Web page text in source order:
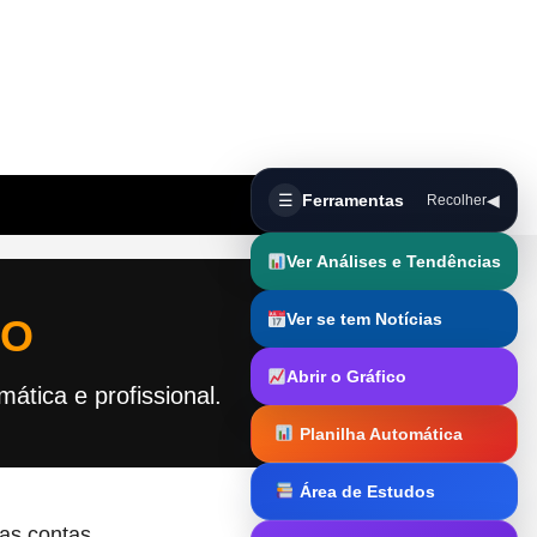
e profissional.
☰ Ferramentas Recolher◀
Ver Análises e Tendências
Ver se tem Notícias
Abrir o Gráfico
Planilha Automática
Área de Estudos